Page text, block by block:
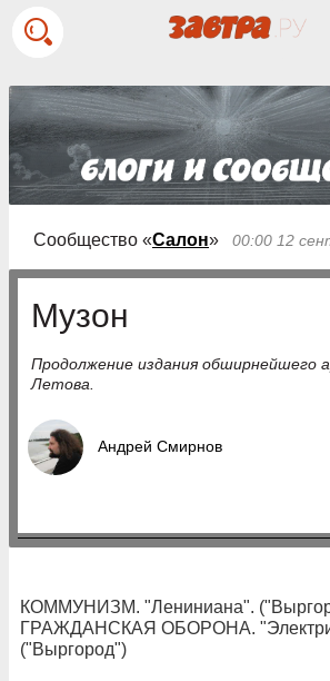
Сообщество «Салон» 00:00 12
Музон
Продолжение издания обширнейшего
Летова.
Андрей Смирнов
КОММУНИЗМ. "Лениниана".
ГРАЖДАНСКАЯ ОБОРОНА.
("Выргород")